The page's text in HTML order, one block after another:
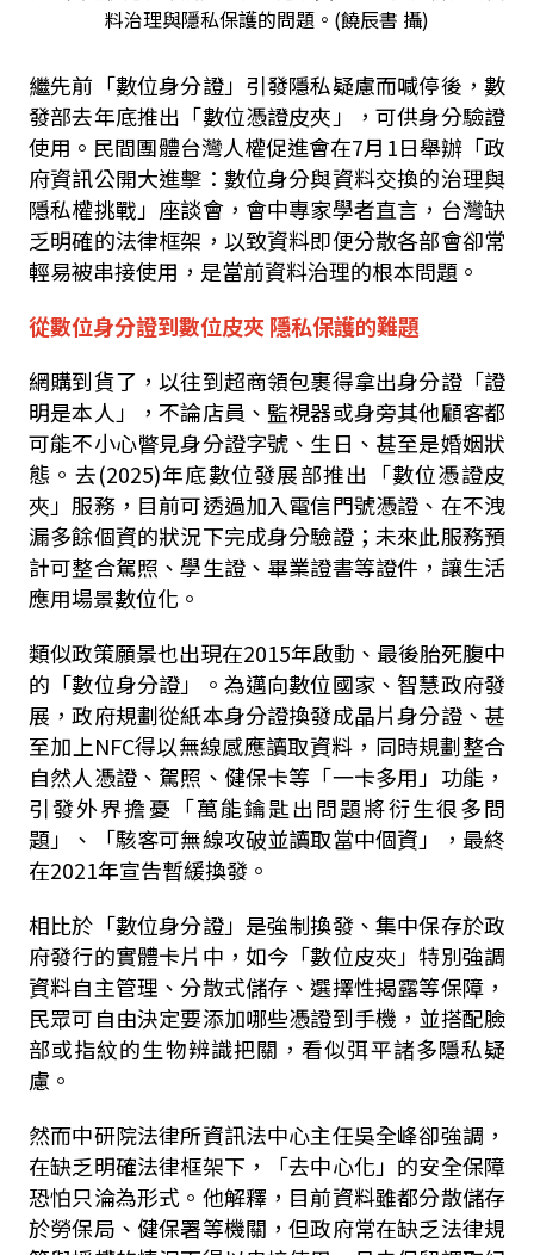
料治理與隱私保護的問題。(饒辰書 攝)
繼先前「數位身分證」引發隱私疑慮而喊停後，數
發部去年底推出「數位憑證皮夾」，可供身分驗證
使用。民間團體台灣人權促進會在7月1日舉辦「政
府資訊公開大進擊：數位身分與資料交換的治理與
隱私權挑戰」座談會，會中專家學者直言，台灣缺
乏明確的法律框架，以致資料即便分散各部會卻常
輕易被串接使用，是當前資料治理的根本問題。
從數位身分證到數位皮夾 隱私保護的難題
網購到貨了，以往到超商領包裹得拿出身分證「證
明是本人」，不論店員、監視器或身旁其他顧客都
可能不小心瞥見身分證字號、生日、甚至是婚姻狀
態。去(2025)年底數位發展部推出「數位憑證皮
夾」服務，目前可透過加入電信門號憑證、在不洩
漏多餘個資的狀況下完成身分驗證；未來此服務預
計可整合駕照、學生證、畢業證書等證件，讓生活
應用場景數位化。
類似政策願景也出現在2015年啟動、最後胎死腹中
的「數位身分證」。為邁向數位國家、智慧政府發
展，政府規劃從紙本身分證換發成晶片身分證、甚
至加上NFC得以無線感應讀取資料，同時規劃整合
自然人憑證、駕照、健保卡等「一卡多用」功能，
引發外界擔憂「萬能鑰匙出問題將衍生很多問
題」、「駭客可無線攻破並讀取當中個資」，最終
在2021年宣告暫緩換發。
相比於「數位身分證」是強制換發、集中保存於政
府發行的實體卡片中，如今「數位皮夾」特別強調
資料自主管理、分散式儲存、選擇性揭露等保障，
民眾可自由決定要添加哪些憑證到手機，並搭配臉
部或指紋的生物辨識把關，看似弭平諸多隱私疑
慮。
然而中研院法律所資訊法中心主任吳全峰卻強調，
在缺乏明確法律框架下，「去中心化」的安全保障
恐怕只淪為形式。他解釋，目前資料雖都分散儲存
於勞保局、健保署等機關，但政府常在缺乏法律規